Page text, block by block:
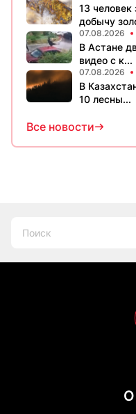
13
добычу
07.08.2026
В Астане
видео с к...
07.08.2026
В
10 лесны...
Все новости
О